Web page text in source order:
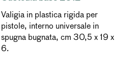
Valigia in plastica rigida per
pistole, interno universale in
spugna bugnata, cm 30,5 x 19 x
6.